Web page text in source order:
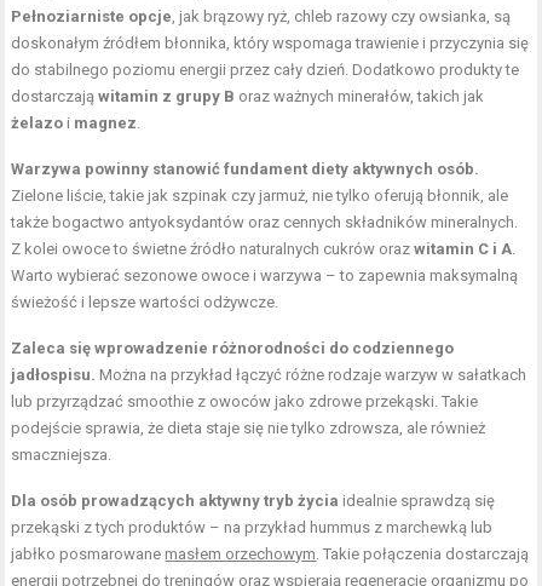
Pełnoziarniste opcje, jak brązowy ryż, chleb razowy czy owsianka, są
doskonałym źródłem błonnika, który wspomaga trawienie i przyczynia się
do stabilnego poziomu energii przez cały dzień. Dodatkowo produkty te
dostarczająwitamin z grupy B oraz ważnych minerałów, takich jak
żelazo i magnez.
Warzywa powinny stanowić fundament diety aktywnych osób.
Zielone liście, takie jak szpinak czy jarmuż, nie tylko oferują błonnik, ale
także bogactwo antyoksydantów oraz cennych składników mineralnych.
Z kolei owoce to świetne źródło naturalnych cukrów orazwitamin C i A.
Warto wybierać sezonowe owoce i warzywa – to zapewnia maksymalną
świeżość i lepsze wartości odżywcze.
Zaleca się wprowadzenie różnorodności do codziennego
jadłospisu. Można na przykład łączyć różne rodzaje warzyw w sałatkach
lub przyrządzać smoothie z owoców jako zdrowe przekąski. Takie
podejście sprawia, że dieta staje się nie tylko zdrowsza, ale również
smaczniejsza.
Dla osób prowadzących aktywny tryb życia idealnie sprawdzą się
przekąski z tych produktów – na przykład hummus z marchewką lub
jabłko posmarowane masłem orzechowym. Takie połączenia dostarczają
energii potrzebnej do treningów oraz wspierają regenerację organizmu po